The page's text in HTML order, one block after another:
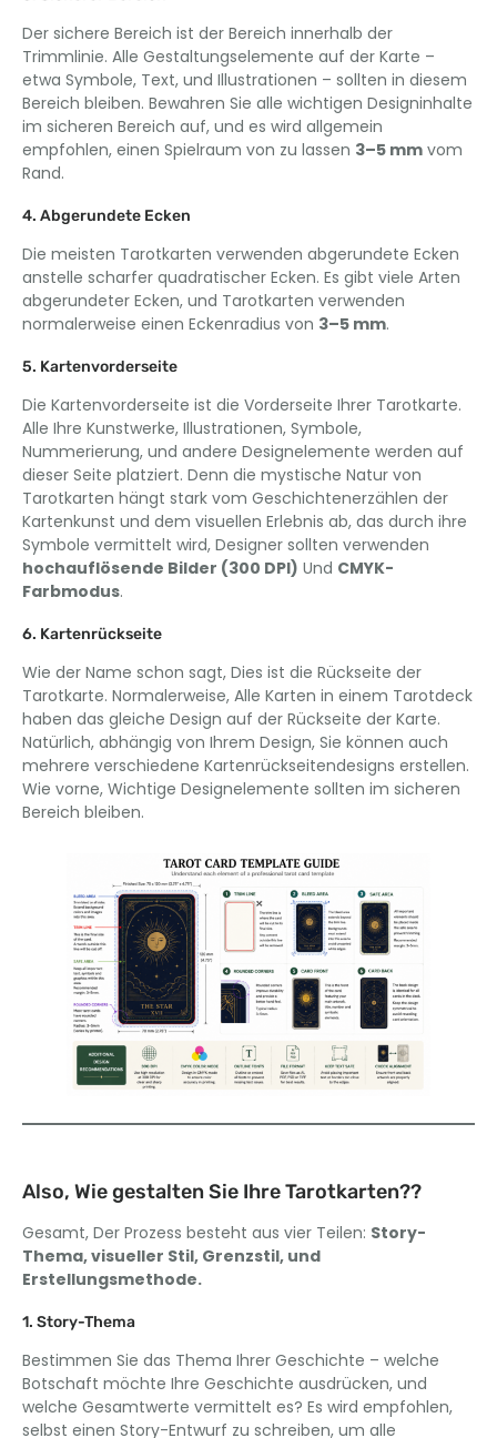
Der sichere Bereich ist der Bereich innerhalb der
Trimmlinie. Alle Gestaltungselemente auf der Karte –
etwa Symbole, Text, und Illustrationen – sollten in diesem
Bereich bleiben. Bewahren Sie alle wichtigen Designinhalte
im sicheren Bereich auf, und es wird allgemein
empfohlen, einen Spielraum von zu lassen 3–5 mm vom
Rand.
4. Abgerundete Ecken
Die meisten Tarotkarten verwenden abgerundete Ecken
anstelle scharfer quadratischer Ecken. Es gibt viele Arten
abgerundeter Ecken, und Tarotkarten verwenden
normalerweise einen Eckenradius von 3–5 mm.
5. Kartenvorderseite
Die Kartenvorderseite ist die Vorderseite Ihrer Tarotkarte.
Alle Ihre Kunstwerke, Illustrationen, Symbole,
Nummerierung, und andere Designelemente werden auf
dieser Seite platziert. Denn die mystische Natur von
Tarotkarten hängt stark vom Geschichtenerzählen der
Kartenkunst und dem visuellen Erlebnis ab, das durch ihre
Symbole vermittelt wird, Designer sollten verwenden
hochauflösende Bilder (300 DPI) Und CMYK-
Farbmodus.
6. Kartenrückseite
Wie der Name schon sagt, Dies ist die Rückseite der
Tarotkarte. Normalerweise, Alle Karten in einem Tarotdeck
haben das gleiche Design auf der Rückseite der Karte.
Natürlich, abhängig von Ihrem Design, Sie können auch
mehrere verschiedene Kartenrückseitendesigns erstellen.
Wie vorne, Wichtige Designelemente sollten im sicheren
Bereich bleiben.
Also, Wie gestalten Sie Ihre Tarotkarten??
Gesamt, Der Prozess besteht aus vier Teilen: Story-
Thema, visueller Stil, Grenzstil, und
Erstellungsmethode.
1. Story-Thema
Bestimmen Sie das Thema Ihrer Geschichte – welche
Botschaft möchte Ihre Geschichte ausdrücken, und
welche Gesamtwerte vermittelt es? Es wird empfohlen,
selbst einen Story-Entwurf zu schreiben, um alle